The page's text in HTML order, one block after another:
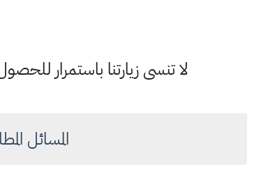
لا تنسى زيارتنا باستمرار
المسائل